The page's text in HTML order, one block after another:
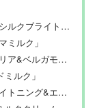
グ美容液ボディミルク」
ミルク」
モットの香り」
ルク」
エイジングケア」